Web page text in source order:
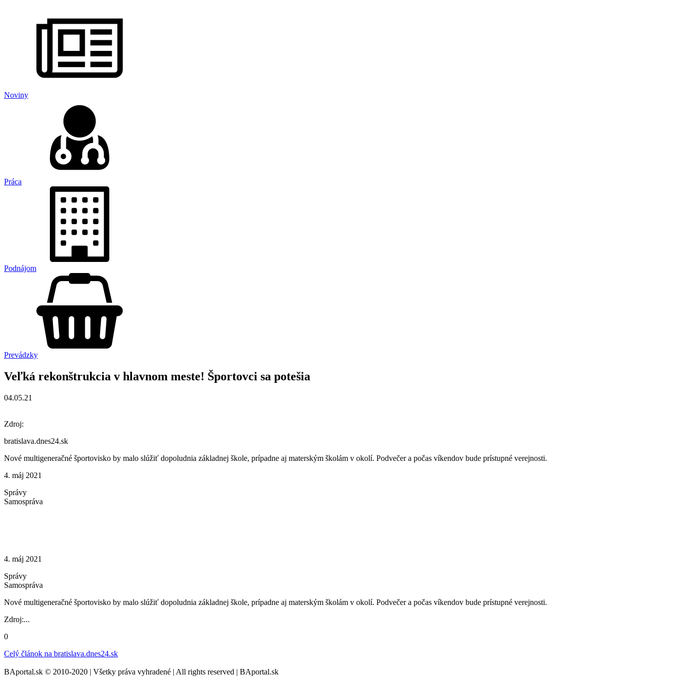
Noviny
Práca
Podnájom
Prevádzky
Veľká rekonštrukcia v hlavnom meste! Športovci sa potešia
04.05.21
Zdroj:
bratislava.dnes24.sk
Nové multigeneračné športovisko by malo slúžiť dopoludnia základnej škole, prípadne aj materským školám v okolí. Podvečer a počas víkendov bude prístupné verejnosti.
4. máj 2021
Správy
Samospráva
4. máj 2021
Správy
Samospráva
Nové multigeneračné športovisko by malo slúžiť dopoludnia základnej škole, prípadne aj materským školám v okolí. Podvečer a počas víkendov bude prístupné verejnosti.
Zdroj:...
0
Celý článok na bratislava.dnes24.sk
BAportal.sk © 2010-2020 | Všetky práva vyhradené | All rights reserved | BAportal.sk